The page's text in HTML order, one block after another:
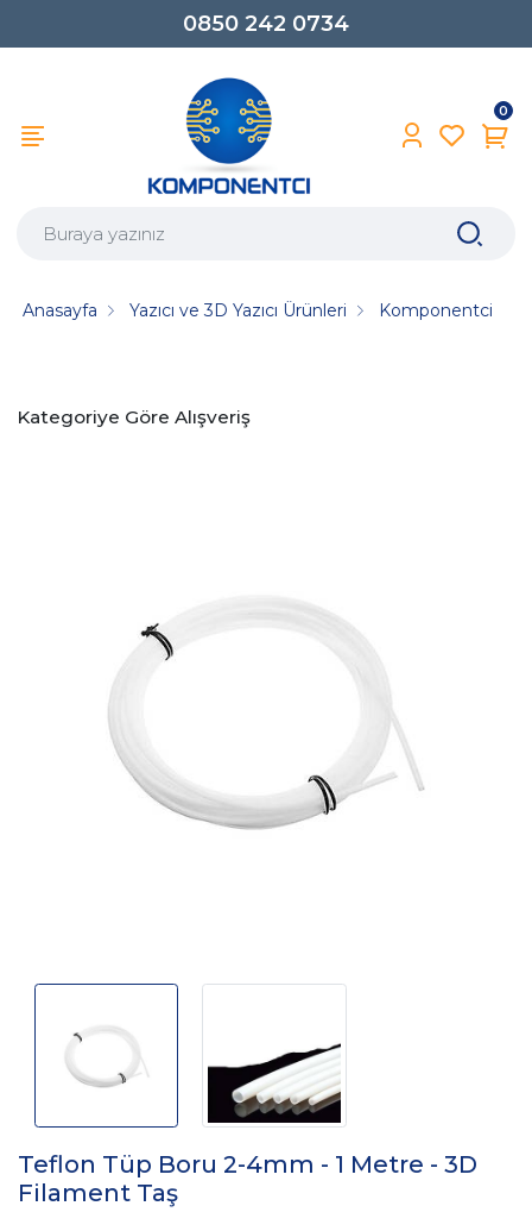
0850 242 0734
0
Anasayfa Yazıcı ve 3D Yazıcı Ürünleri Komponentci
Kategoriye Göre Alışveriş
Teflon Tüp Boru 2-4mm - 1 Metre - 3D
Filament Taş